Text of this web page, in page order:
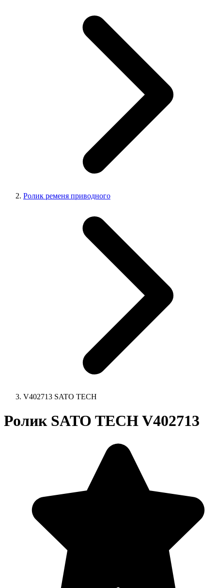
Ролик ременя приводного
V402713 SATO TECH
Ролик SATO TECH V402713